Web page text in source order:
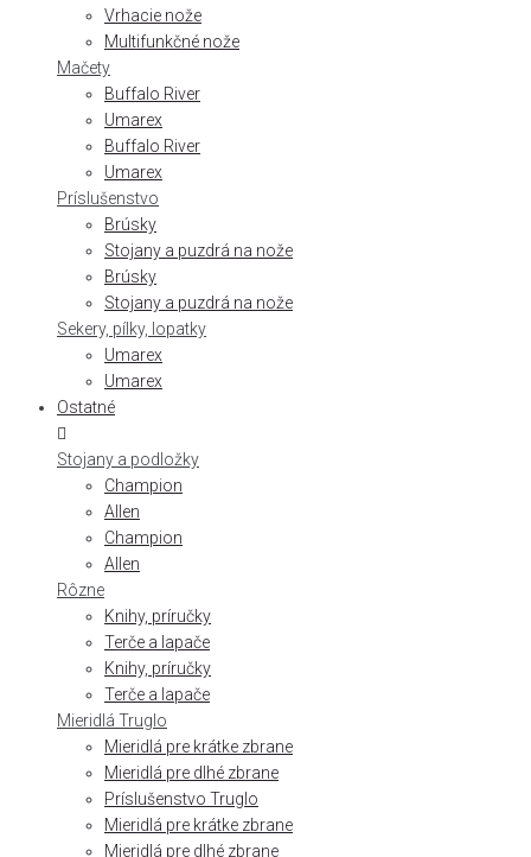
Vrhacie nože
Multifunkčné nože
Mačety
Buffalo River
Umarex
Buffalo River
Umarex
Príslušenstvo
Brúsky
Stojany a puzdrá na nože
Brúsky
Stojany a puzdrá na nože
Sekery, pílky, lopatky
Umarex
Umarex
Ostatné
Stojany a podložky
Champion
Allen
Champion
Allen
Rôzne
Knihy, príručky
Terče a lapače
Knihy, príručky
Terče a lapače
Mieridlá Truglo
Mieridlá pre krátke zbrane
Mieridlá pre dlhé zbrane
Príslušenstvo Truglo
Mieridlá pre krátke zbrane
Mieridlá pre dlhé zbrane